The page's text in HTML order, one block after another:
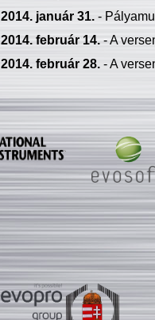
2014. január 31.-
2014. február 14.- A
2014. február 28.- A